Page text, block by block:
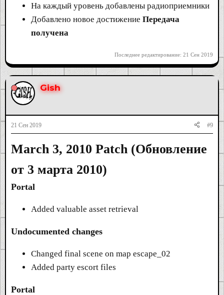
На каждый уровень добавлены радиоприемники
Добавлено новое достижение Передача
получена
Последнее редактирование: 21 Сен 2019
Gish
21 Сен 2019 #9
March 3, 2010 Patch (Обновление
от 3 марта 2010)
Portal
Added valuable asset retrieval
Undocumented changes
Changed final scene on map escape_02
Added party escort files
Portal